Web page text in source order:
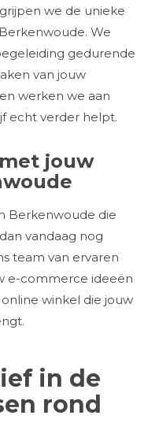
we de unieke
We
gedurende
van jouw
werken we aan
echt verder helpt.
jouw
Berkenwoude die
vandaag nog
team van ervaren
e-commerce ideeën
winkel die jouw
in de
rond